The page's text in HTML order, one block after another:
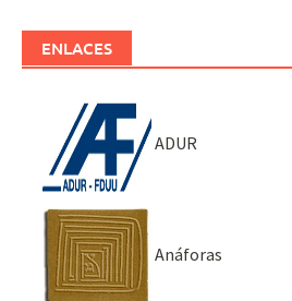
ENLACES
ADUR
Anáforas